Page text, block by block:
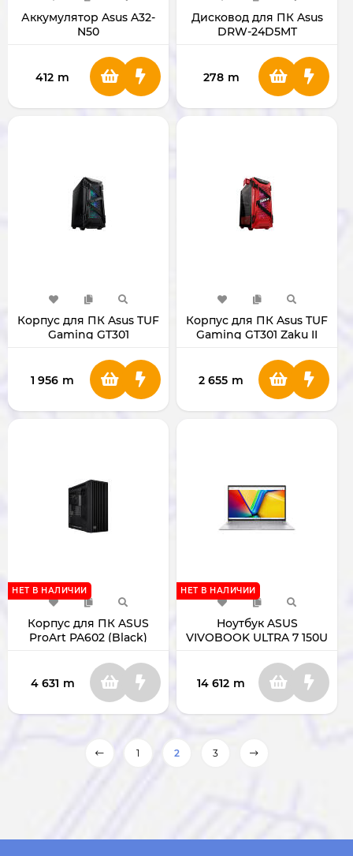
Аккумулятор Asus A32-
N50
412 m
Дисковод для ПК Asus
DRW-24D5MT
278 m
Корпус для ПК Asus TUF
Gaming GT301
1 956 m
Корпус для ПК Asus TUF
Gaming GT301 Zaku II
2 655 m
Корпус для ПК ASUS
ProArt PA602 (Black)
НЕТ В НАЛИЧИИ
4 631 m
Ноутбук ASUS
VIVOBOOK ULTRA 7 150U
SILVER X1704VA-AU1143
НЕТ В НАЛИЧИИ
14 612 m
1 2 3